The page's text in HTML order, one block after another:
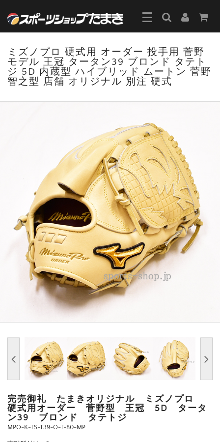
ミズノプロ 硬式用 オーダー 投手用 菅野
モデル 王冠 タータン39 ブロンド タテト
ジ 5D 内蔵型 ハイブリッド ムートン 菅野
智之型 店舗 オリジナル 別注 硬式
完売御礼 たまきオリジナル ミズノプロ
硬式用オーダー 菅野型 王冠 5D タータ
ン39 ブロンド タテトジ
MPO-K-TS-T39-O-T-80-MP